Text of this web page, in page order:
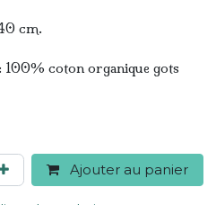
cm.
coton organique gots
Ajouter au panier